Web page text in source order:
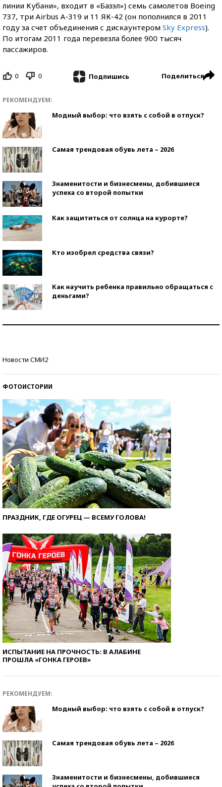
линии Кубани», входит в «Базэл») семь самолетов Boeing
737, три Airbus A-319 и 11 ЯК-42 (он пополнился в 2011
году за счет объединения с дискаунтером Sky Express).
По итогам 2011 года перевезла более 900 тысяч
пассажиров.
0 0 Подпишись Поделиться
РЕКОМЕНДУЕМ:
Модный выбор: что взять с собой в отпуск?
Самая трендовая обувь лета – 2026
Знаменитости и бизнесмены, добившиеся
успеха со второй попытки
Как защититься от солнца на курорте?
Кто изобрел средства связи?
Как научить ребенка правильно обращаться с
деньгами?
Новости СМИ2
ФОТОИСТОРИИ
ПРАЗДНИК, ГДЕ ОГУРЕЦ — ВСЕМУ ГОЛОВА!
ИСПЫТАНИЕ НА ПРОЧНОСТЬ: В АЛАБИНЕ
ПРОШЛА «ГОНКА ГЕРОЕВ»
РЕКОМЕНДУЕМ:
Модный выбор: что взять с собой в отпуск?
Самая трендовая обувь лета – 2026
Знаменитости и бизнесмены, добившиеся